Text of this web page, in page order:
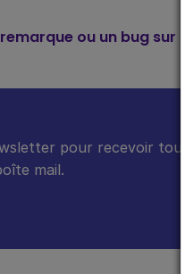
ou un bug sur
pour recevoir
mail.